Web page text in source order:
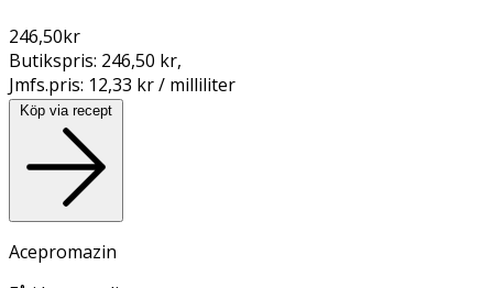
246,50kr
Butikspris: 246,50 kr,
Jmfs.pris: 12,33 kr / milliliter
Köp via recept
Acepromazin